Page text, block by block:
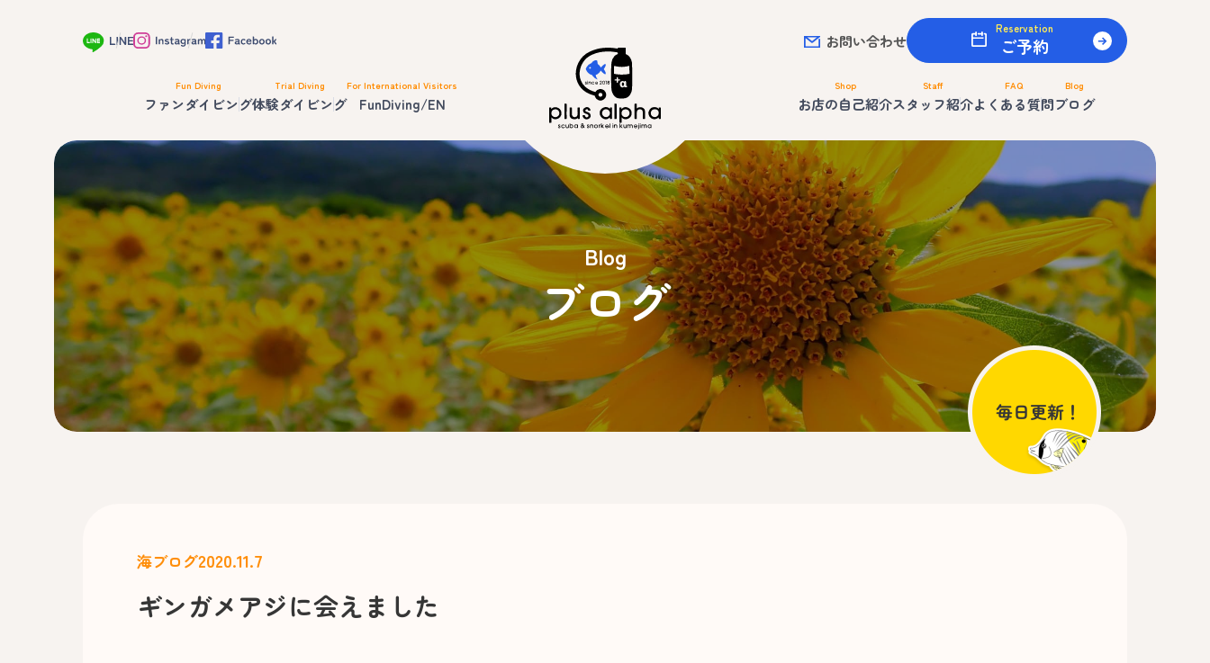
お問い合わせ
Reservation
ご予約
Fun Diving
ファンダイビング
Trial Diving
体験ダイビング
For International Visitors
FunDiving/EN
Shop
お店の自己紹介
Staff
スタッフ紹介
FAQ
よくある質問
Blog
ブログ
Blog
ブログ
海ブログ2020.11.7
ギンガメアジに会えました